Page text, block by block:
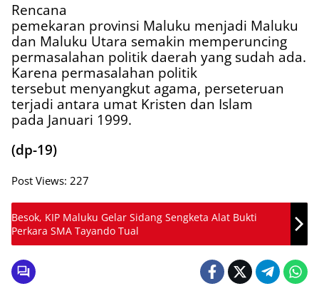
Rencana
pemekaran provinsi Maluku menjadi Maluku
dan Maluku Utara semakin memperuncing
permasalahan politik daerah yang sudah ada.
Karena permasalahan politik
tersebut menyangkut agama, perseteruan
terjadi antara umat Kristen dan Islam
pada Januari 1999.
(dp-19)
Post Views: 227
Besok, KIP Maluku Gelar Sidang Sengketa Alat Bukti
Perkara SMA Tayando Tual